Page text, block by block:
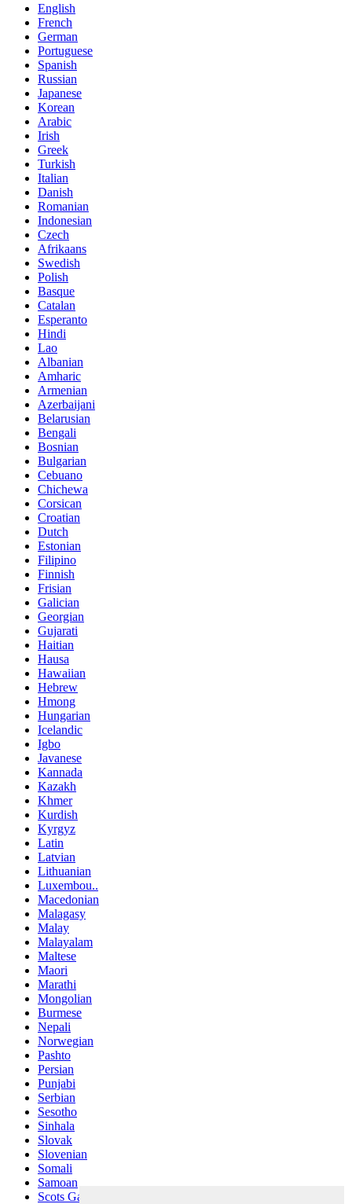
English
French
German
Portuguese
Spanish
Russian
Japanese
Korean
Arabic
Irish
Greek
Turkish
Italian
Danish
Romanian
Indonesian
Czech
Afrikaans
Swedish
Polish
Basque
Catalan
Esperanto
Hindi
Lao
Albanian
Amharic
Armenian
Azerbaijani
Belarusian
Bengali
Bosnian
Bulgarian
Cebuano
Chichewa
Corsican
Croatian
Dutch
Estonian
Filipino
Finnish
Frisian
Galician
Georgian
Gujarati
Haitian
Hausa
Hawaiian
Hebrew
Hmong
Hungarian
Icelandic
Igbo
Javanese
Kannada
Kazakh
Khmer
Kurdish
Kyrgyz
Latin
Latvian
Lithuanian
Luxembou..
Macedonian
Malagasy
Malay
Malayalam
Maltese
Maori
Marathi
Mongolian
Burmese
Nepali
Norwegian
Pashto
Persian
Punjabi
Serbian
Sesotho
Sinhala
Slovak
Slovenian
Somali
Samoan
Scots Gaelic